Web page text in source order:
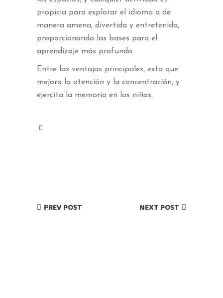
propicia para explorar el idioma a de
manera amena, divertida y entretenida,
proporcionando las bases para el
aprendizaje más profundo.
Entre las ventajas principales, esta que
mejora la atención y la concentración, y
ejercita la memoria en los niños.
PREV POST NEXT POST